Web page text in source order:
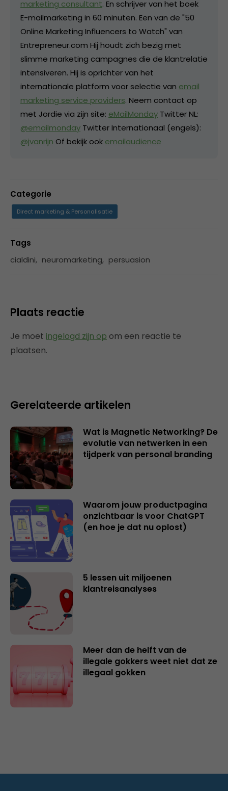
marketing consultant. En schrijver van het boek
E-mailmarketing in 60 minuten. Een van de "50
Online Marketing Influencers to Watch" van
Entrepreneur.com Hij houdt zich bezig met
slimme marketing campagnes die de klantrelatie
intensiveren. Hij is oprichter van het
internationale platform voor selectie van email
marketing service providers. Neem contact op
met Jordie via zijn site: eMailMonday Twitter NL:
@emailmonday Twitter Internationaal (engels):
@jvanrijn Of bekijk ook emailaudience
Categorie
Direct marketing & Personalisatie
Tags
cialdini, neuromarketing, persuasion
Plaats reactie
Je moet ingelogd zijn op om een reactie te
plaatsen.
Gerelateerde artikelen
Wat is Magnetic Networking? De
evolutie van netwerken in een
tijdperk van personal branding
Waarom jouw productpagina
onzichtbaar is voor ChatGPT
(en hoe je dat nu oplost)
5 lessen uit miljoenen
klantreisanalyses
Meer dan de helft van de
illegale gokkers weet niet dat ze
illegaal gokken